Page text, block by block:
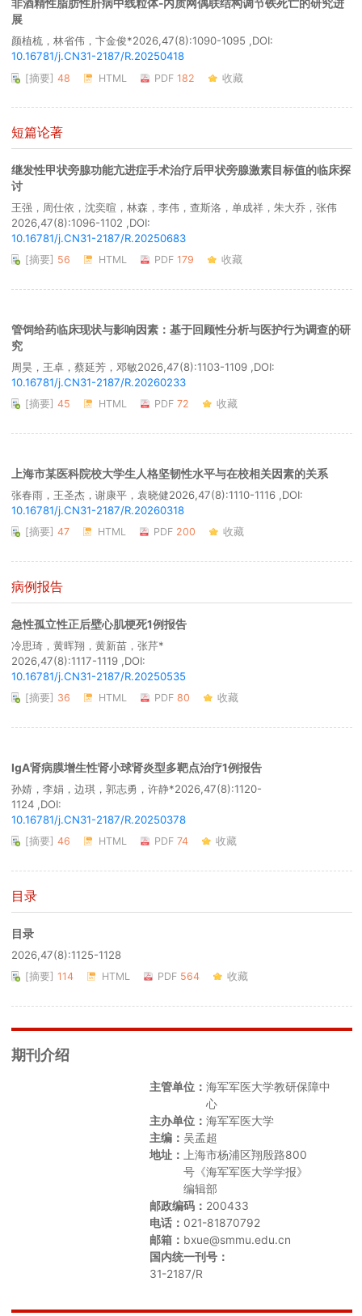
非酒精性脂肪性肝病中线粒体-内质网偶联结构调节铁死亡的研究进
展
颜植梳，林省伟，卞金俊*2026,47(8):1090-1095 ,DOI:
10.16781/j.CN31-2187/R.20250418
[摘要]48 HTML PDF 182 收藏
短篇论著
继发性甲状旁腺功能亢进症手术治疗后甲状旁腺激素目标值的临床探
讨
王强，周仕依，沈奕暄，林森，李伟，查斯洛，单成祥，朱大乔，张伟
2026,47(8):1096-1102 ,DOI:
10.16781/j.CN31-2187/R.20250683
[摘要] 56 HTML PDF 179 收藏
管饲给药临床现状与影响因素：基于回顾性分析与医护行为调查的研
究
周昊，王卓，蔡延芳，邓敏2026,47(8):1103-1109 ,DOI:
10.16781/j.CN31-2187/R.20260233
[摘要]45 HTML PDF 72 收藏
上海市某医科院校大学生人格坚韧性水平与在校相关因素的关系
张春雨，王圣杰，谢康平，袁晓健2026,47(8):1110-1116 ,DOI:
10.16781/j.CN31-2187/R.20260318
[摘要]47 HTML PDF 200 收藏
病例报告
急性孤立性正后壁心肌梗死1例报告
冷思琦，黄晖翔，黄新苗，张芹*
2026,47(8):1117-1119 ,DOI:
10.16781/j.CN31-2187/R.20250535
[摘要] 36 HTML PDF 80 收藏
IgA肾病膜增生性肾小球肾炎型多靶点治疗1例报告
孙婧，李娟，边琪，郭志勇，许静*2026,47(8):1120-
1124 ,DOI:
10.16781/j.CN31-2187/R.20250378
[摘要]46 HTML PDF 74 收藏
目录
目录
2026,47(8):1125-1128
[摘要]114 HTML PDF 564 收藏
期刊介绍
主管单位：海军军医大学教研保障中
心
主办单位：海军军医大学
主编： 吴孟超
地址：
上海市杨浦区翔殷路800
号《海军军医大学学报》
编辑部
邮政编码： 200433
电话： 021-81870792
邮箱： bxue@smmu.edu.cn
国内统一刊号：
31-2187/R